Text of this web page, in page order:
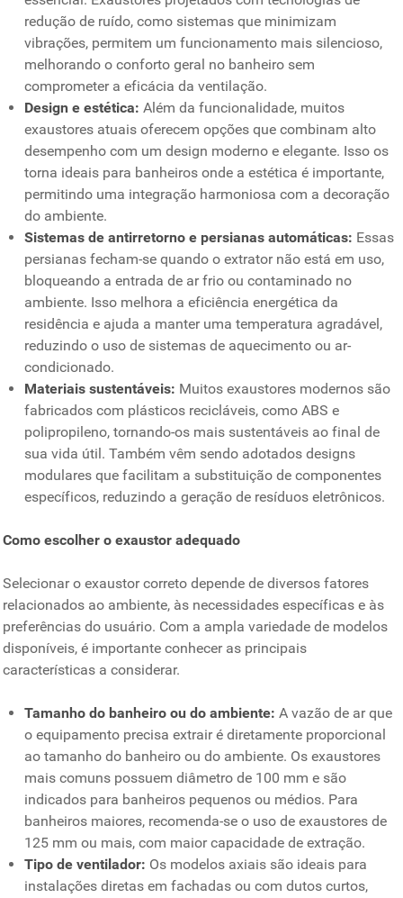
redução de ruído, como sistemas que minimizam
vibrações, permitem um funcionamento mais silencioso,
melhorando o conforto geral no banheiro sem
comprometer a eficácia da ventilação.
Design e estética: Além da funcionalidade, muitos
exaustores atuais oferecem opções que combinam alto
desempenho com um design moderno e elegante. Isso os
torna ideais para banheiros onde a estética é importante,
permitindo uma integração harmoniosa com a decoração
do ambiente.
Sistemas de antirretorno e persianas automáticas: Essas
persianas fecham-se quando o extrator não está em uso,
bloqueando a entrada de ar frio ou contaminado no
ambiente. Isso melhora a eficiência energética da
residência e ajuda a manter uma temperatura agradável,
reduzindo o uso de sistemas de aquecimento ou ar-
condicionado.
Materiais sustentáveis: Muitos exaustores modernos são
fabricados com plásticos recicláveis, como ABS e
polipropileno, tornando-os mais sustentáveis ao final de
sua vida útil. Também vêm sendo adotados designs
modulares que facilitam a substituição de componentes
específicos, reduzindo a geração de resíduos eletrônicos.
Como escolher o exaustor adequado
Selecionar o exaustor correto depende de diversos fatores
relacionados ao ambiente, às necessidades específicas e às
preferências do usuário. Com a ampla variedade de modelos
disponíveis, é importante conhecer as principais
características a considerar.
Tamanho do banheiro ou do ambiente: A vazão de ar que
o equipamento precisa extrair é diretamente proporcional
ao tamanho do banheiro ou do ambiente. Os exaustores
mais comuns possuem diâmetro de 100 mm e são
indicados para banheiros pequenos ou médios. Para
banheiros maiores, recomenda-se o uso de exaustores de
125 mm ou mais, com maior capacidade de extração.
Tipo de ventilador: Os modelos axiais são ideais para
instalações diretas em fachadas ou com dutos curtos,